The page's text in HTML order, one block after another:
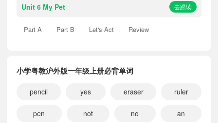
Unit 6 My Pet 去跟读
Part A Part B Let's Act Review
小学粤教沪外版一年级上册必背单词
pencil yes eraser ruler
pen not no an